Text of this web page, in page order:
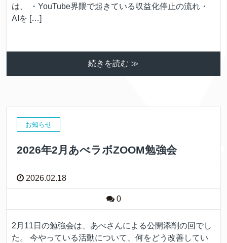
は、 ・YouTube界隈で起きている収益化停止の流れ・
AIを […]
続きを読む ≫
お知らせ
2026年2月あべラボZOOM勉強会
2026.02.18
0
2月11日の勉強会は、あべさんによる公開添削の回でし
た。 今やっている活動について、何をどう改善してい